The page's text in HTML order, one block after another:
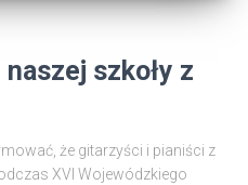
szkoły z
że gitarzyści i pianiści z
XVI Wojewódzkiego